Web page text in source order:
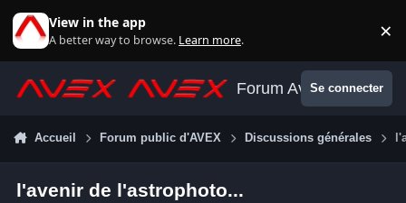
View in the app
A better way to browse. Learn more. ×
Forum AvexSe connecter
Accueil Forum public d'AVEX Discussions générales
l'avenir de l'astrophoto...